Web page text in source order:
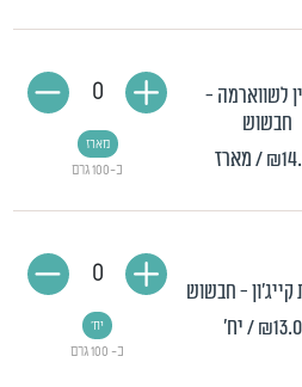
לשווארמה -
חבשוש
/ מארז כ-100 גרם
מארז
0
קייג'ון - חבשוש
/ יח'
כ- 100 גרם
יח'
0